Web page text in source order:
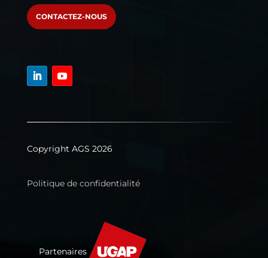
CONTACTEZ-NOUS
Copyright AGS 2026
Politique de confidentialité
Partenaires